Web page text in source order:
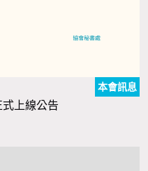
本會訊息
上線公告